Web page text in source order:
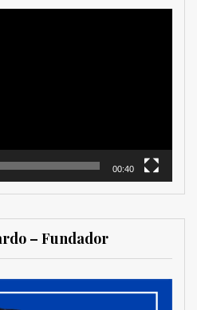
00:40
– Fundador